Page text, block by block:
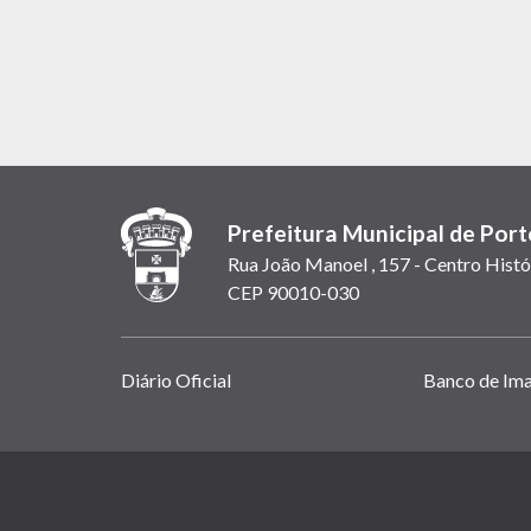
Prefeitura Municipal de
Rua João Manoel , 157 - Centro
CEP 90010-030
Links
Diário Oficial Banco de